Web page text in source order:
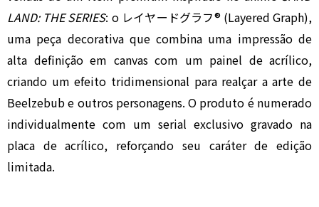
LAND: THE SERIES: o レイヤードグラフ® (Layered Graph),
uma peça decorativa que combina uma impressão de
alta definição em canvas com um painel de acrílico,
criando um efeito tridimensional para realçar a arte de
Beelzebub e outros personagens. O produto é numerado
individualmente com um serial exclusivo gravado na
placa de acrílico, reforçando seu caráter de edição
limitada.